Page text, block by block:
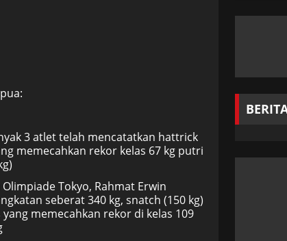
3 atlet telah mencatatkan hattrick
memecahkan rekor kelas 67 kg putri
Tokyo, Rahmat Erwin
seberat 340 kg, snatch (150 kg)
yang memecahkan rekor di kelas 109